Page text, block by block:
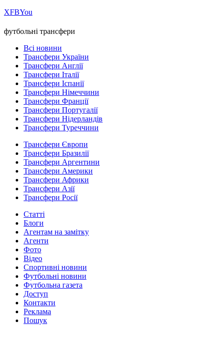
ХFBYou
футбольні трансфери
Всі новини
Трансфери України
Трансфери Англії
Трансфери Італії
Трансфери Іспанії
Трансфери Німеччини
Трансфери Франції
Трансфери Португалії
Трансфери Нідерландів
Трансфери Туреччини
Трансфери Європи
Трансфери Бразилії
Трансфери Аргентини
Трансфери Америки
Трансфери Африки
Трансфери Азії
Трансфери Росії
Статті
Блоги
Агентам на замітку
Агенти
Фото
Відео
Спортивні новини
Футбольні новини
Футбольна газета
Доступ
Контакти
Реклама
Пошук